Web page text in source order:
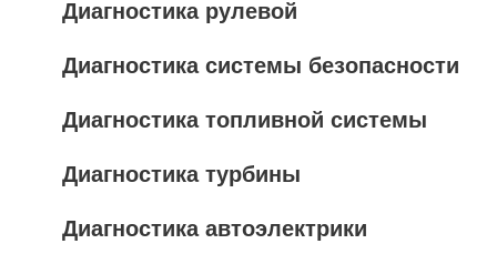
Диагностика рулевой
Диагностика системы безопасности
Диагностика топливной системы
Диагностика турбины
Диагностика автоэлектрики